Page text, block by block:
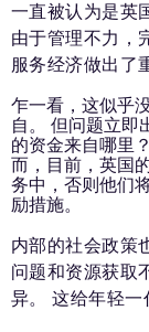
一直被认为是英
由于管理不力，
服务经济做出了
乍一看，这似乎
自。 但问题立即
的资金来自哪里
而，目前，英国
务中，否则他们
励措施。
内部的社会政策
问题和资源获取
异。 这给年轻一